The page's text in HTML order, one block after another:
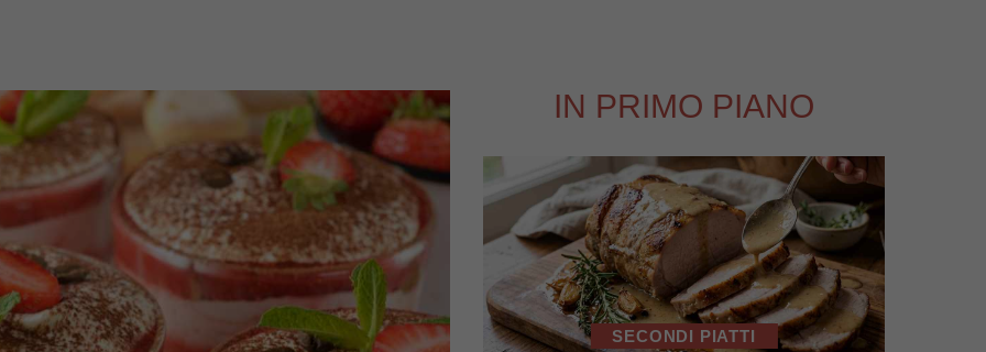
IN PRIMO PIANO
SECONDI PIATTI